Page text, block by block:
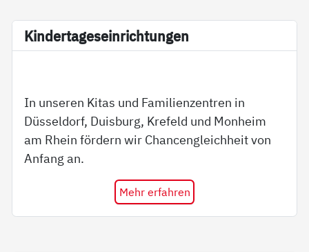
Kin­der­ta­ge­s­ein­rich­tun­gen
In unseren Kitas und Familienzentren in
Düsseldorf, Duisburg, Krefeld und Monheim
am Rhein fördern wir Chancengleichheit von
Anfang an.
Mehr erfahren